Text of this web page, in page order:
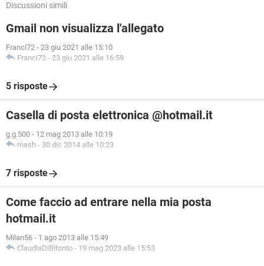
Discussioni simili
Gmail non visualizza l'allegato
Franci72 - 23 giu 2021 alle 15:10
Franci72 - 23 giu 2021 alle 16:59
5 risposte
Casella di posta elettronica @hotmail.it
g.g.500 - 12 mag 2013 alle 10:19
mash - 30 dic 2014 alle 10:23
7 risposte
Come faccio ad entrare nella mia posta
hotmail.it
Milan56 - 1 ago 2013 alle 15:49
ClaudiaDiBitonto - 19 mag 2023 alle 15:53